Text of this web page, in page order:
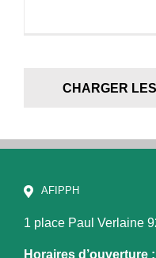
CHARGER
AFIPPH
1 place Paul Verlaine
Horaires d’ouverture :